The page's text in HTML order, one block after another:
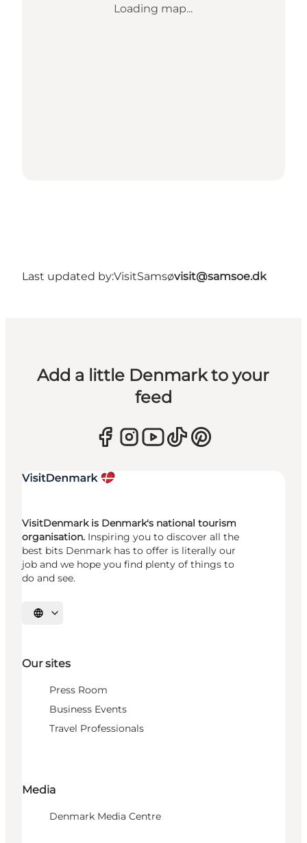
Loading map...
Last updated by:VisitSamsøvisit@samsoe.dk
Add a little Denmark to your
feed
VisitDenmark is Denmark's national tourism
organisation. Inspiring you to discover all the
best bits Denmark has to offer is literally our
job and we hope you find plenty of things to
do and see.
Select language
Our sites
Press Room
Business Events
Travel Professionals
Media
Denmark Media Centre